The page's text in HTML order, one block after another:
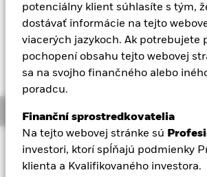
potenciálny klient súhlasíte s tým,
dostávať informácie na tejto
viacerých jazykoch. Ak potrebujete
pochopení obsahu tejto webovej
sa na svojho finančného alebo
poradcu.
Finanční sprostredkovatelia
Na tejto webovej stránke sú
investori, ktorí spĺňajú podmienky
klienta a Kvalifikovaného investora.
iShares
Aladdin
Naša spoločnosť
Celkový výnos NAV k 05-aug-26
YTD: -1,49%
Vážená priemerná hodnota výnosu do splatnosti k
Overview
INVESTIČNÝ CIEĽ
Fond sa snaží sledovať výkonnosť indexu